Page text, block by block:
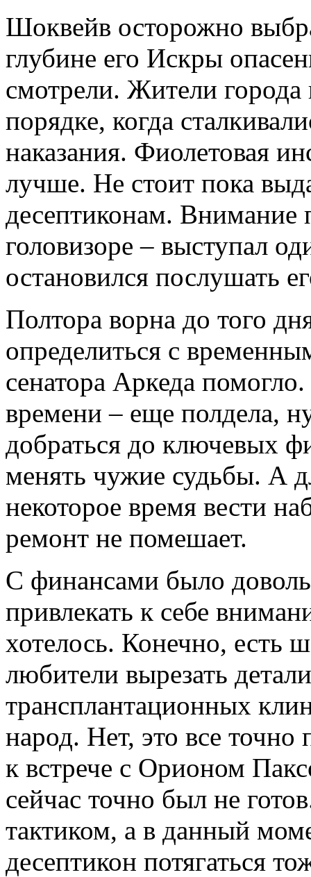
Шоквейв осторожно
глубине его Искры
смотрели. Жители города
порядке, когда
наказания. Фиолетовая
лучше. Не стоит пока
десептиконам. Внимание
головизоре – выступал
остановился послушать
Полтора ворна до того
определиться с
сенатора Аркеда
времени – еще полдела,
добраться до ключевых
менять чужие судьбы. А
некоторое время вести
ремонт не помешает.
С финансами было
привлекать к себе
хотелось. Конечно, есть
любители вырезать
трансплантационных
народ. Нет, это все
к встрече с Орионом
сейчас точно был не
тактиком, а в данный
десептикон потягаться